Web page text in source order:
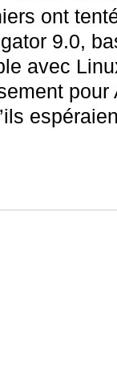
ont
9.0,
avec
pour